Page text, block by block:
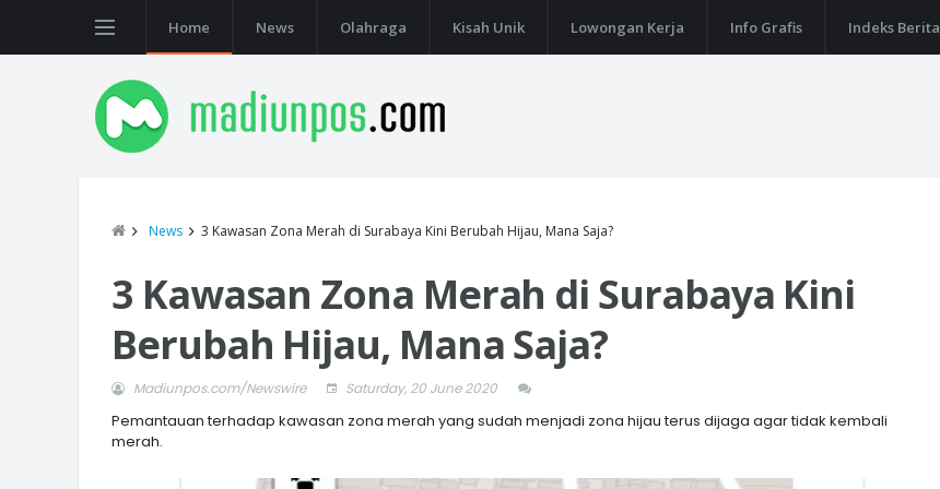
Home News Olahraga Kisah Unik Lowongan Kerja Info Grafis Indeks Berita
News 3 Kawasan Zona Merah di Surabaya Kini Berubah Hijau, Mana Saja?
3 Kawasan Zona Merah di Surabaya Kini
Berubah Hijau, Mana Saja?
Madiunpos.com/Newswire Saturday, 20 June 2020
Pemantauan terhadap kawasan zona merah yang sudah menjadi zona hijau terus dijaga agar tidak kembali
merah.